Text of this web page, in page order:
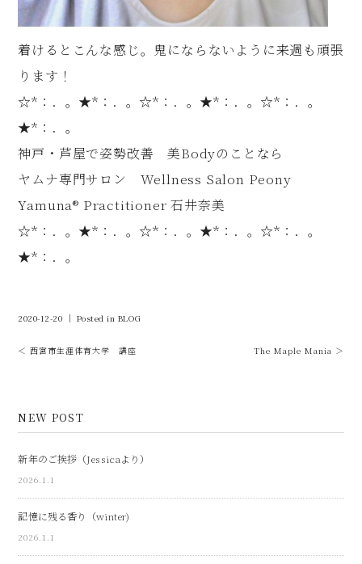
着けるとこんな感じ。鬼にならないように来週も頑張
ります！
☆*：．。★*：．。☆*：．。★*：．。☆*：．。
★*：．。
神戸・芦屋で姿勢改善 美Bodyのことなら
ヤムナ専門サロン Wellness Salon Peony
Yamuna®︎ Practitioner 石井奈美
☆*：．。★*：．。☆*：．。★*：．。☆*：．。
★*：．。
2020-12-20 ｜ Posted in BLOG
＜ 西宮市生涯体育大学 講座 The Maple Mania ＞
NEW POST
新年のご挨拶（Jessicaより）
2026.1.1
記憶に残る香り（winter)
2026.1.1